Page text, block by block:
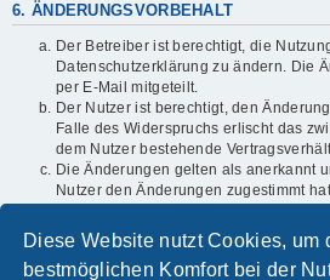
Diese Website nutzt Cookies, um
bestmöglichen Komfort bei der
6. ÄNDERUNGSVORBEHALT
Der Betreiber ist berechtigt, die
Datenschutzerklärung zu ändern. Die
per E-Mail mitgeteilt.
Der Nutzer ist berechtigt, den
Falle des Widerspruchs erlischt das
dem Nutzer bestehende
Die Änderungen gelten als anerkannt
Nutzer den Änderungen zugestimmt
Informationen über den Umgang mit
sind in der Datenschutzerklärung